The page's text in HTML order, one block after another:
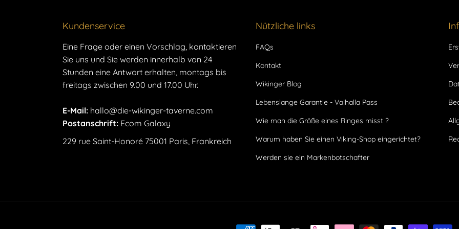
Ob Sie nun ein
die Macht, den
nordischen
Kundenservice
Eine Frage oder einen Vorschlag, kontaktieren
Sie uns und Sie werden innerhalb von 24
Stunden eine Antwort erhalten, montags bis
freitags zwischen 9.00 und 17.00 Uhr.
E-Mail: hallo@die-wikinger-taverne.com
Postanschrift: Ecom Galaxy
229 rue Saint-Honoré 75001 Paris, Frankreich
Nützliche links
FAQs
Kontakt
Wikinger Blog
Lebenslange Garantie - Valhalla Pass
Wie man die Größe eines Ringes misst ?
Warum haben Sie einen Viking-Shop eingerichtet?
Werden sie ein Markenbotschafter